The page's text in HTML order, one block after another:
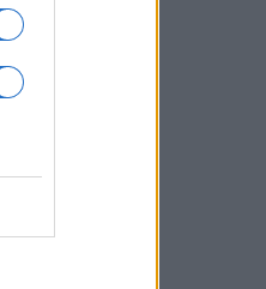
26 - 19:43
η θητεία του
πρέσβη Νόαμ Κατζ στην
26 - 19:29
κατά Γκρατσία για